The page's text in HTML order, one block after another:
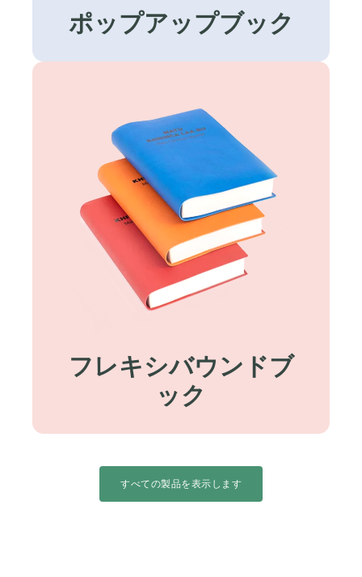
ポップアップブック
フレキシバウンドブ
ック
すべての製品を表示します